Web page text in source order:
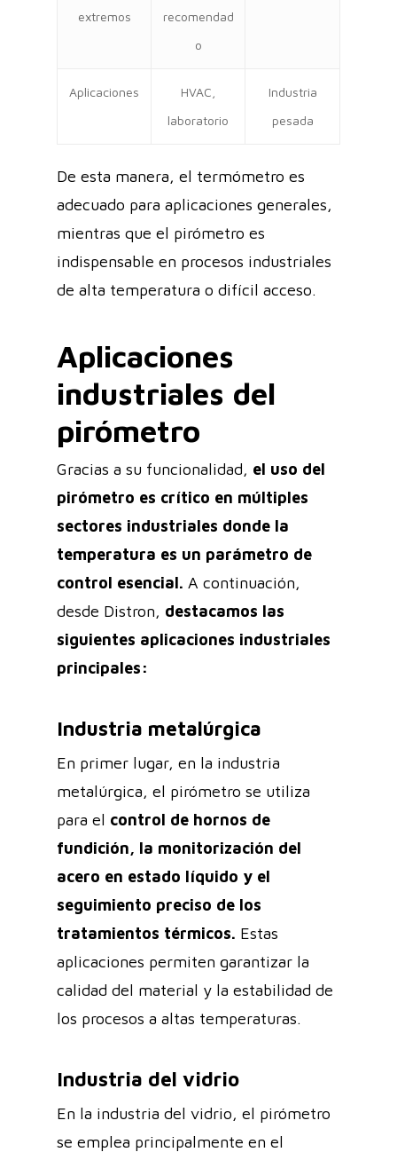
extremos
recomendad
o
Aplicaciones
HVAC,
laboratorio
Industria
pesada
De esta manera, el termómetro es
adecuado para aplicaciones generales,
mientras que el pirómetro es
indispensable en procesos industriales
de alta temperatura o difícil acceso.
Aplicaciones
industriales del
pirómetro
Gracias a su funcionalidad, el uso del
pirómetro es crítico en múltiples
sectores industriales donde la
temperatura es un parámetro de
control esencial. A continuación,
desde Distron, destacamos las
siguientes aplicaciones industriales
principales:
Industria metalúrgica
En primer lugar, en la industria
metalúrgica, el pirómetro se utiliza
para el control de hornos de
fundición, la monitorización del
acero en estado líquido y el
seguimiento preciso de los
tratamientos térmicos. Estas
aplicaciones permiten garantizar la
calidad del material y la estabilidad de
los procesos a altas temperaturas.
Industria del vidrio
En la industria del vidrio, el pirómetro
se emplea principalmente en el